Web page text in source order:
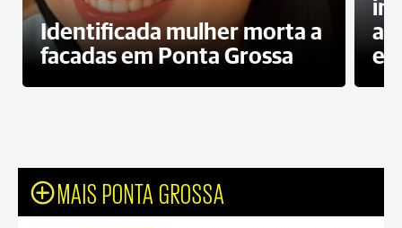
Identificada mulher morta a
facadas em Ponta Grossa
MAIS PONTA GROSSA